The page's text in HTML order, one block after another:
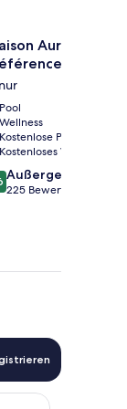
Aurelia
Pool
Wellness
Kostenlose Parkplätze
Kostenloses WLAN
Außergewöhnlich
225 Bewertungen